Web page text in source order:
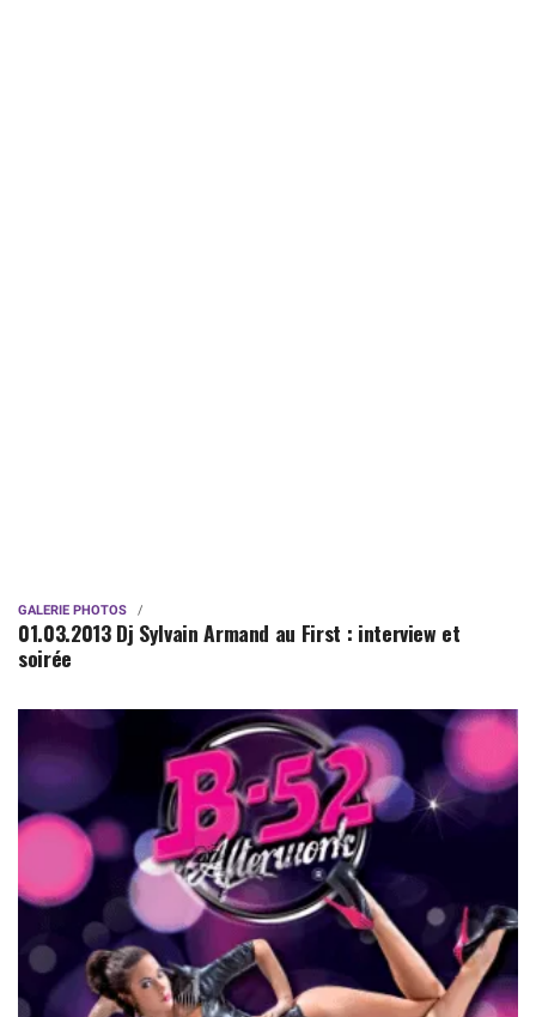
GALERIE PHOTOS
01.03.2013 Dj Sylvain Armand au First : interview et
soirée